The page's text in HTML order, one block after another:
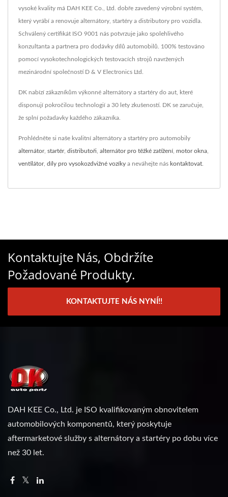
vysoké kvality má DAH KEE Co., Ltd. dobře zavedený výrobní systém,
který vyrábí a renovuje alternátory, startéry a distributory pro vozidla.
Schválený certifikát ISO 9001 nás potvrzuje jako spolehlivého
konzultanta a partnera pro dodávky dílů automobilů. 100% testováno
pomocí vysokotechnologických testovacích strojů navržených
mezinárodní společností D & V Electronics Ltd.
DK nabízí zákazníkům výkonné alternátory a startéry do aut, které
disponují pokročilou technologií a 30 lety zkušeností. DK se zaručuje,
že splní požadavky každého zákazníka.
Prohlédněte si naše kvalitní alternátory a startéry pro automobily
alternátor, startér, distributoři alternátor pro těžké zatížení motor okna
ventilátor, díly pro vysokozdvižné vozíky a neváhejte nás kontaktovat
Kontaktujte Nás, Obdržíte
Požadované Produkty.
KONTAKTUJTE NÁS NYNÍ!!
DAH KEE Co., Ltd. je ISO kvalifikovaným obnovitelem
automobilových komponentů, který poskytuje
aftermarketové služby s alternátory a startéry po dobu více
než 30 let.